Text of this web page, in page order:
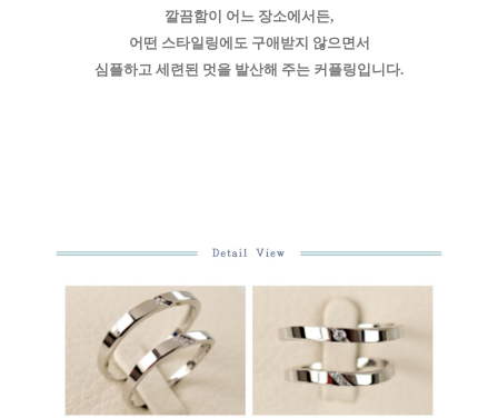
깔끔함이 어느 장소에서든,
어떤 스타일링에도 구애받지 않으면서
심플하고 세련된 멋을 발산해 주는 커플링입니다.